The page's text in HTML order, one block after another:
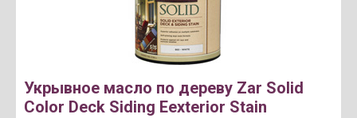
Укрывное масло по дереву Zar Solid
Color Deck Siding Eexterior Stain